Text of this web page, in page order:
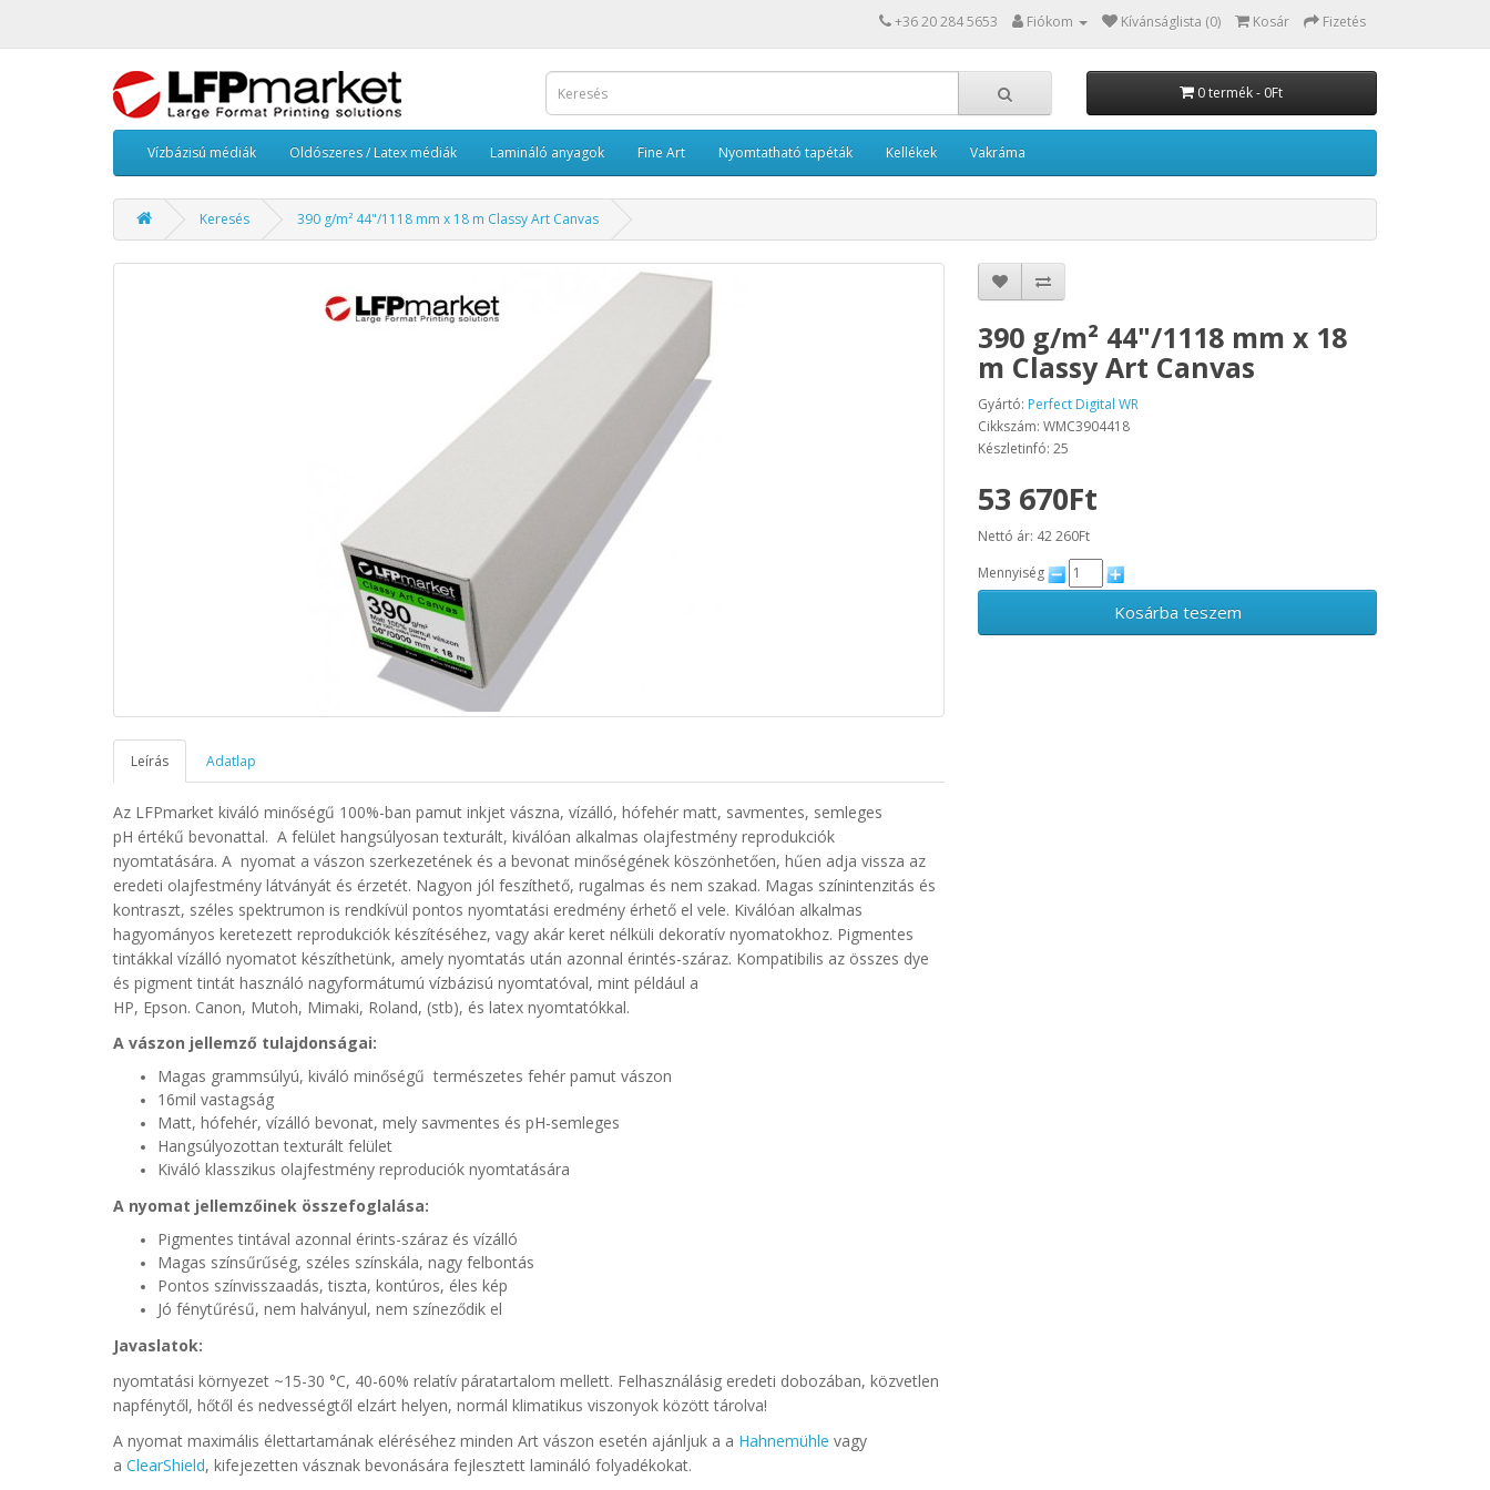
+36 20 284 5653 Fiókom Kívánságlista (0) Kosár Fizetés
0 termék - 0Ft
Vízbázisú médiák Oldószeres / Latex médiák Lamináló anyagok Fine Art Nyomtatható tapéták Kellékek Vakráma
Keresés 390 g/m² 44"/1118 mm x 18 m Classy Art Canvas
Leírás Adatlap
Az LFPmarket kiváló minőségű 100%-ban pamut inkjet vászna, vízálló, hófehér matt, savmentes, semleges
pH értékű bevonattal. A felület hangsúlyosan texturált, kiválóan alkalmas olajfestmény reprodukciók
nyomtatására. A nyomat a vászon szerkezetének és a bevonat minőségének köszönhetően, hűen adja vissza az
eredeti olajfestmény látványát és érzetét. Nagyon jól feszíthető, rugalmas és nem szakad. Magas színintenzitás és
kontraszt, széles spektrumon is rendkívül pontos nyomtatási eredmény érhető el vele. Kiválóan alkalmas
hagyományos keretezett reprodukciók készítéséhez, vagy akár keret nélküli dekoratív nyomatokhoz. Pigmentes
tintákkal vízálló nyomatot készíthetünk, amely nyomtatás után azonnal érintés-száraz. Kompatibilis az összes dye
és pigment tintát használó nagyformátumú vízbázisú nyomtatóval, mint például a
HP, Epson. Canon, Mutoh, Mimaki, Roland, (stb), és latex nyomtatókkal.
A vászon jellemző tulajdonságai:
Magas grammsúlyú, kiváló minőségű természetes fehér pamut vászon
16mil vastagság
Matt, hófehér, vízálló bevonat, mely savmentes és pH-semleges
Hangsúlyozottan texturált felület
Kiváló klasszikus olajfestmény reproduciók nyomtatására
A nyomat jellemzőinek összefoglalása:
Pigmentes tintával azonnal érints-száraz és vízálló
Magas színsűrűség, széles színskála, nagy felbontás
Pontos színvisszaadás, tiszta, kontúros, éles kép
Jó fénytűrésű, nem halványul, nem színeződik el
Javaslatok:
nyomtatási környezet ~15-30 °C, 40-60% relatív páratartalom mellett. Felhasználásig eredeti dobozában, közvetlen
napfénytől, hőtől és nedvességtől elzárt helyen, normál klimatikus viszonyok között tárolva!
A nyomat maximális élettartamának eléréséhez minden Art vászon esetén ajánljuk a a Hahnemühle vagy
a ClearShield, kifejezetten vásznak bevonására fejlesztett lamináló folyadékokat.
390 g/m² 44"/1118 mm x 18
m Classy Art Canvas
Gyártó: Perfect Digital WR
Cikkszám: WMC3904418
Készletinfó: 25
53 670Ft
Nettó ár: 42 260Ft
Mennyiség
Kosárba teszem